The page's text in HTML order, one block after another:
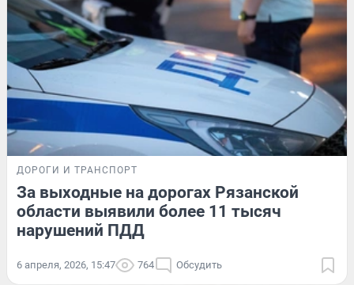
ДОРОГИ И ТРАНСПОРТ
За выходные на дорогах Рязанской
области выявили более 11 тысяч
нарушений ПДД
6 апреля, 2026, 15:47 764 Обсудить